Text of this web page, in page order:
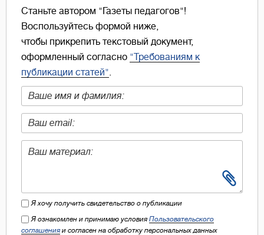
Станьте автором "Газеты педагогов"!
Воспользуйтесь формой ниже,
чтобы прикрепить текстовый документ,
оформленный согласно "Требованиям к
публикации статей".
Я хочу получить свидетельство о публикации
Я ознакомлен и принимаю условия Пользовательского
соглашения и согласен на обработку персональных данных